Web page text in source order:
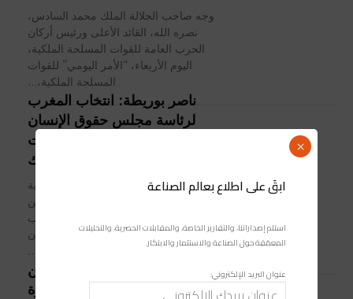
وجه صاحب الجلالة الملك محمد السادس،
نصره الله، القائد الأعلى ورئيس أركان
الحرب العامة للقوات المسلحة الملكية،
اليوم الأربعاء، “الأمر اليومي” للقوات
المسلحة الملكية،...
ناصر بوريطة: انتخاب المغرب
لرئاسة مجلس حقوق الإنسان
يؤكد نجاح ومصداقية الإصلاحات
بقيادة جلالة الملك
أكد ناصر بوريطة، وزير الشؤون الخارجية
والتعاون الإفريقي والمغاربة المقيمين
بالخارج، أمس الأربعاء بالرباط، أن انتخاب
المغرب لرئاسة مجلس حقوق الإنسان
إطلاق وتدشين مجموعة من
المشاريع بإقليم القنيطرة
ابقَ على اطلاع بعالم الصناعة
استلم إصداراتنا، والتقارير الخاصة، والمقابلات الحصرية، والتحليلات
المعمّقة حول الصناعة والاستثمار والابتكار.
عنوان البريد الإلكتروني:
×